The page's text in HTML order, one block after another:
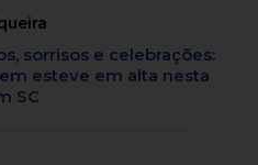
sorrisos e celebrações:
esteve em alta nesta
SC